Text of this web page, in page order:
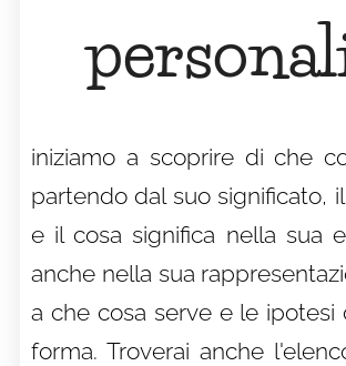
iniziamo a scoprire di che
partendo dal suo significato,
e il cosa significa nella sua
anche nella sua
a che cosa serve e le ipotesi
forma. Troverai anche